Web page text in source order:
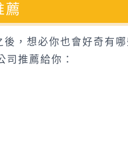
薦
，想必你也會好奇有
司推薦給你：